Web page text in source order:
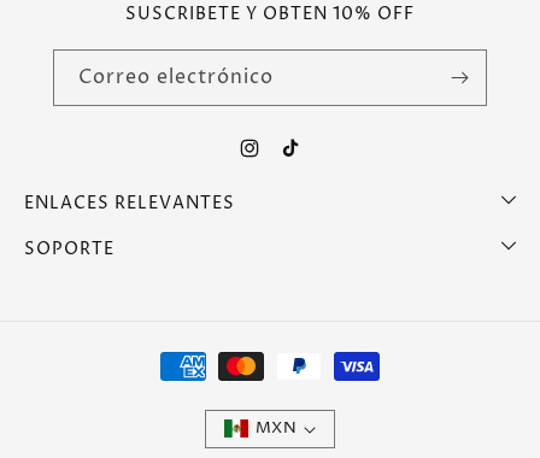
SUSCRIBETE Y OBTEN 10% OFF
Correo electrónico
Instagram
TikTok
ENLACES RELEVANTES
SOPORTE
Formas
de
MXN